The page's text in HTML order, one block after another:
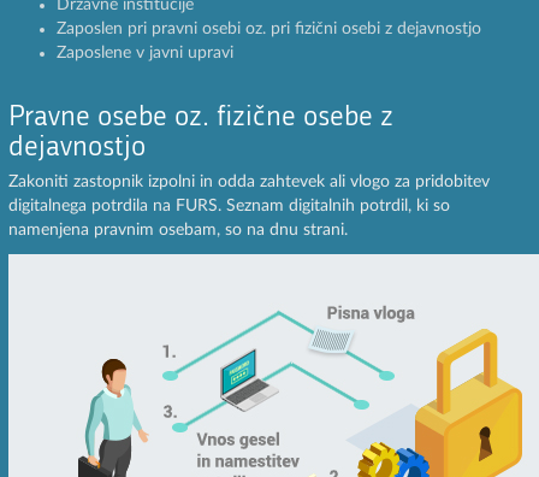
Državne institucije
Zaposlen pri pravni osebi oz. pri fizični osebi z dejavnostjo
Zaposlene v javni upravi
Pravne osebe oz. fizične osebe z
dejavnostjo
Zakoniti zastopnik izpolni in odda zahtevek ali vlogo za pridobitev
digitalnega potrdila na FURS. Seznam digitalnih potrdil, ki so
namenjena pravnim osebam, so na dnu strani.